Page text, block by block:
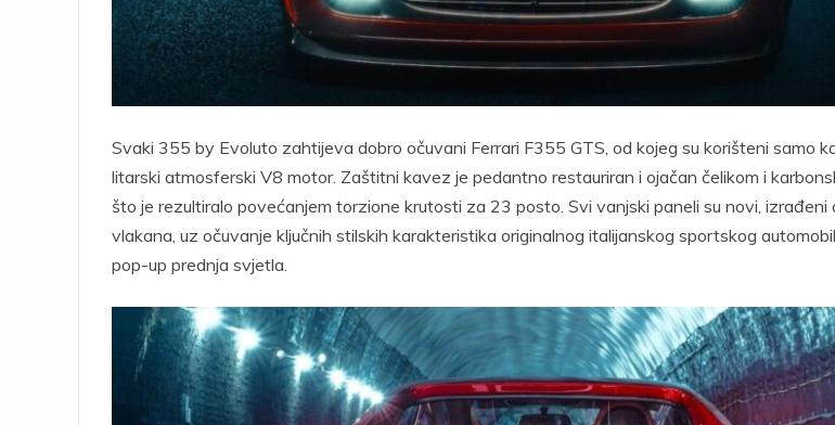
Svaki 355 by Evoluto zahtijeva dobro očuvani Ferrari F355 GTS, od kojeg su korišteni samo
litarski atmosferski V8 motor. Zaštitni kavez je pedantno restauriran i ojačan čelikom i
što je rezultiralo povećanjem torzione krutosti za 23 posto. Svi vanjski paneli su novi, izrađeni
vlakana, uz očuvanje ključnih stilskih karakteristika originalnog italijanskog sportskog
pop-up prednja svjetla.